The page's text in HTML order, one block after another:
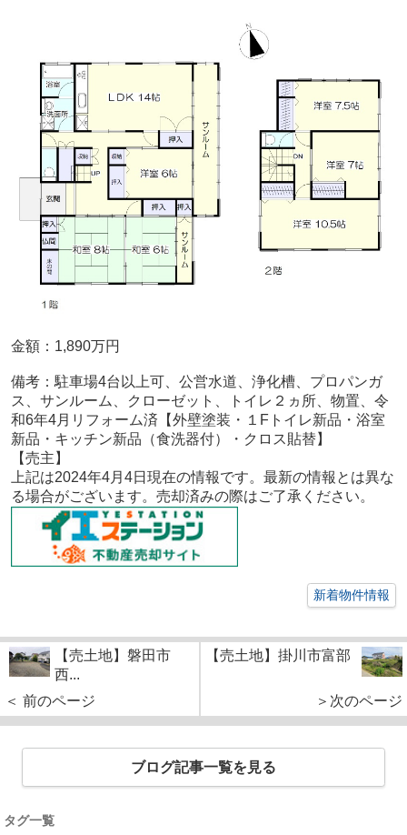
金額：1,890万円
備考： 駐車場4台以上可、公営水道、浄化槽、プロパンガ
ス、サンルーム、クローゼット、トイレ２ヵ所、物置、令
和6年4月リフォーム済【外壁塗装・１Fトイレ新品・浴室
新品・キッチン新品（食洗器付）・クロス貼替】
【売主 】
上記は2024年4月4日現在の情報です。最新の情報とは異な
る場合がございます。売却済みの際はご了承ください。
新着物件情報
【売土地】磐田市
西...
＜ 前のページ
【売土地】掛川市富部
＞次のページ
ブログ記事一覧を見る
タグ一覧